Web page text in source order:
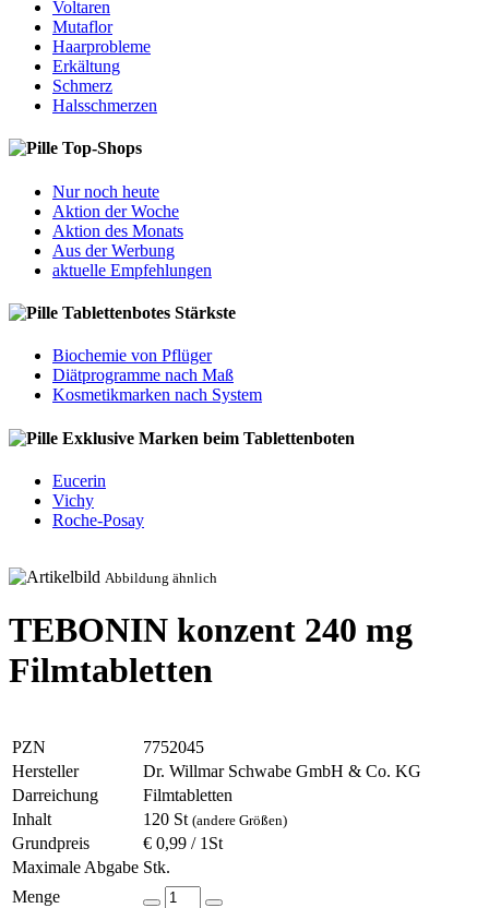
Voltaren
Mutaflor
Haarprobleme
Erkältung
Schmerz
Halsschmerzen
Top-Shops
Nur noch heute
Aktion der Woche
Aktion des Monats
Aus der Werbung
aktuelle Empfehlungen
Tablettenbotes Stärkste
Biochemie von Pflüger
Diätprogramme nach Maß
Kosmetikmarken nach System
Exklusive Marken beim Tablettenboten
Eucerin
Vichy
Roche-Posay
Abbildung ähnlich
TEBONIN konzent 240 mg
Filmtabletten
PZN
7752045
Hersteller
Dr. Willmar Schwabe GmbH & Co. KG
Darreichung
Filmtabletten
Inhalt
120 St (andere Größen)
Grundpreis
€ 0,99 / 1St
Maximale Abgabe Stk.
Menge